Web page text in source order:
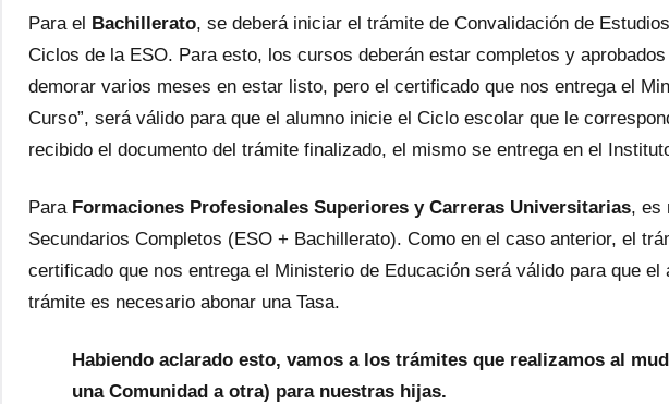
Para el Bachillerato, se deberá iniciar el trámite de Convalidación de
Ciclos de la ESO. Para esto, los cursos deberán estar completos y
demorar varios meses en estar listo, pero el certificado que nos entrega el
Curso”, será válido para que el alumno inicie el Ciclo escolar que le
recibido el documento del trámite finalizado, el mismo se entrega en el
Para Formaciones Profesionales Superiores y Carreras Universitarias, es
Secundarios Completos (ESO + Bachillerato). Como en el caso anterior, el
certificado que nos entrega el Ministerio de Educación será válido para que
trámite es necesario abonar una Tasa.
Habiendo aclarado esto, vamos a los trámites que realizamos al
una Comunidad a otra) para nuestras hijas.